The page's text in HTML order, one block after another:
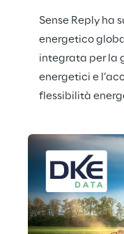
Sense Reply ha
energetico
integrata per la
energetici e
flessibilità